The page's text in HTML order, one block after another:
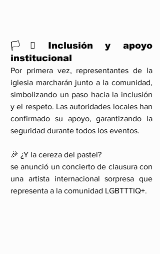
🏳️‍⚧️ Inclusión y apoyo
institucional
Por primera vez, representantes de la
iglesia marcharán junto a la comunidad,
simbolizando un paso hacia la inclusión
y el respeto. Las autoridades locales han
confirmado su apoyo, garantizando la
seguridad durante todos los eventos.
🎉 ¿Y la cereza del pastel?
se anunció un concierto de clausura con
una artista internacional sorpresa que
representa a la comunidad LGBTTTIQ+.